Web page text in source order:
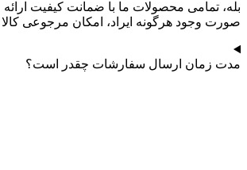
بله، تمامی محصولات ما با ضمانت کیفیت
صورت وجود هرگونه ایراد، امکان مرجوعی
مدت زمان ارسال سفارشات چقدر است؟